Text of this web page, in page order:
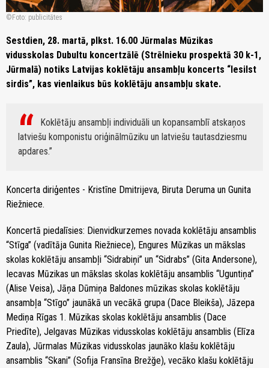
Foto: publicitātes
Sestdien, 28. martā, plkst. 16.00 Jūrmalas Mūzikas
vidusskolas Dubultu koncertzālē (Strēlnieku prospektā 30 k-1,
Jūrmalā) notiks Latvijas koklētāju ansambļu koncerts “Iesilst
sirdis”, kas vienlaikus būs koklētāju ansambļu skate.
Koklētāju ansambļi individuāli un kopansamblī atskaņos
latviešu komponistu oriģinālmūziku un latviešu tautasdziesmu
apdares.
Koncerta diriģentes - Kristīne Dmitrijeva, Biruta Deruma un Gunita
Riežniece.
Koncertā piedalīsies: Dienvidkurzemes novada koklētāju ansamblis
“Stīga” (vadītāja Gunita Riežniece), Engures Mūzikas un mākslas
skolas koklētāju ansambļi “Sidrabiņi” un “Sidrabs” (Gita Andersone),
Iecavas Mūzikas un mākslas skolas koklētāju ansamblis “Uguntiņa”
(Alise Veisa), Jāņa Dūmiņa Baldones mūzikas skolas koklētāju
ansambļa “Stīgo” jaunākā un vecākā grupa (Dace Bleikša), Jāzepa
Mediņa Rīgas 1. Mūzikas skolas koklētāju ansamblis (Dace
Priedīte), Jelgavas Mūzikas vidusskolas koklētāju ansamblis (Elīza
Zaula), Jūrmalas Mūzikas vidusskolas jaunāko klašu koklētāju
ansamblis “Skani” (Sofija Fransīna Brežğe), vecāko klašu koklētāju